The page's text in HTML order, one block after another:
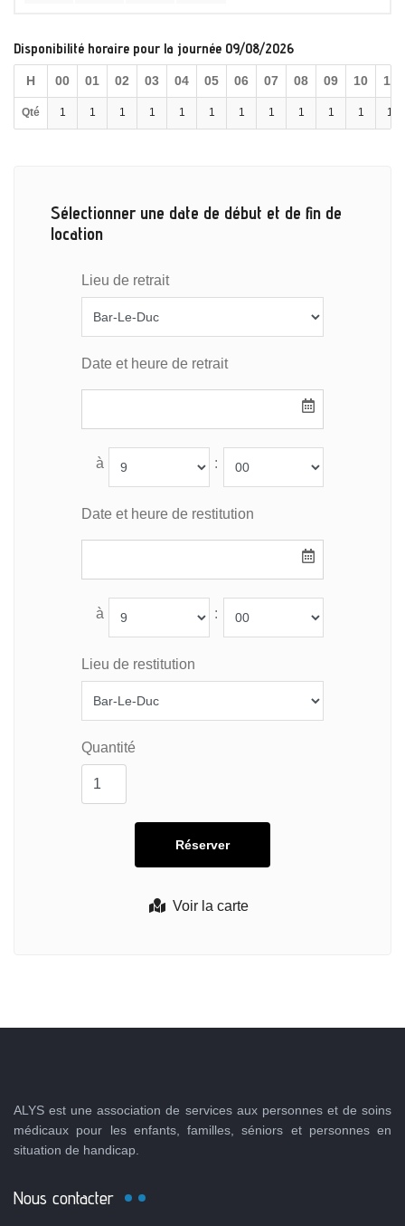
Disponibilité horaire pour la journée 09/08/2026
H 00 01 02 03 04 05 06 07 08 09 10 11
Qté 1 1 1 1 1 1 1 1 1 1 1 1
Sélectionner une date de début et de fin de
location
Voir la carte
Lieu de retrait
Date et heure de retrait
à :
Date et heure de restitution
à :
Lieu de restitution
Quantité
ALYS est une association de services aux personnes et de soins
médicaux pour les enfants, familles, séniors et personnes en
situation de handicap.
Nous contacter